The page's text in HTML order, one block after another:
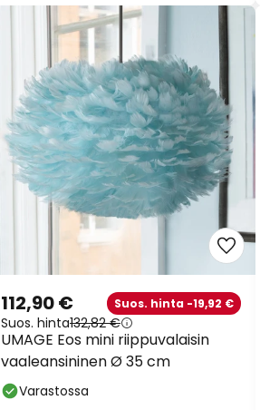
UMAGE Eos mini riippuvalaisin
vaaleansininen Ø 35 cm
112,90 € Suos. hinta -19,92 €
Suos. hinta132,82 €
Varastossa